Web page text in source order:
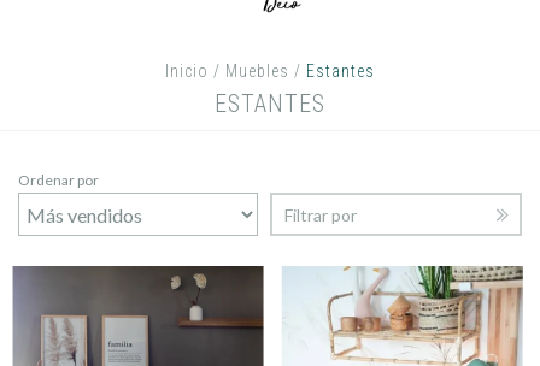
Inicio / Muebles / Estantes
ESTANTES
Ordenar por
Filtrar por